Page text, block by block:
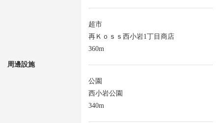
周邊設施
超市
再Ｋｏｓｓ西小岩1丁目商店
360m
公園
西小岩公園
340m